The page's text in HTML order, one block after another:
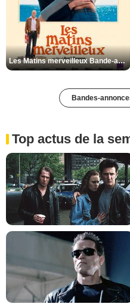
Les Matins merveilleux Bande-annonce VF
Bandes-
Top actus de la